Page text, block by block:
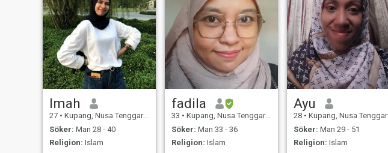
Imah
27 • Kupang, Nusa Tenggara Timur, Indonesien
Söker: Man 28 - 40
Religion: Islam
fadila
33 • Kupang, Nusa Tenggara Timur, Indonesien
Söker: Man 33 - 36
Religion: Islam
Ayu
28 • Kupang, Nusa Tenggara Timur, Indonesien
Söker: Man 29 - 51
Religion: Islam